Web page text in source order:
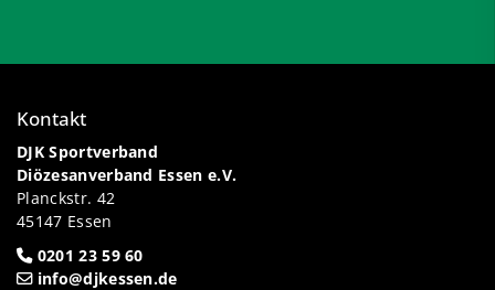
Kontakt
DJK Sportverband
Diözesanverband Essen e.V.
Planckstr. 42
45147 Essen
0201 23 59 60
info@djkessen.de